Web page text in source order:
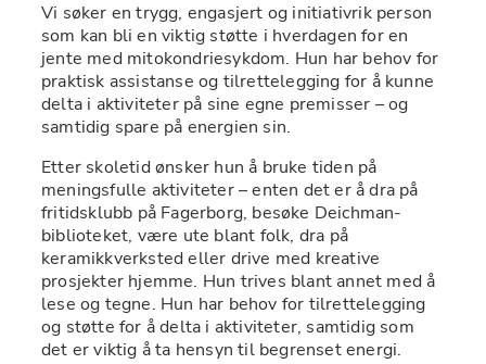
Vi søker en trygg, engasjert og initiativrik person
som kan bli en viktig støtte i hverdagen for en
jente med mitokondriesykdom. Hun har behov for
praktisk assistanse og tilrettelegging for å kunne
delta i aktiviteter på sine egne premisser – og
samtidig spare på energien sin.
Etter skoletid ønsker hun å bruke tiden på
meningsfulle aktiviteter – enten det er å dra på
fritidsklubb på Fagerborg, besøke Deichman-
biblioteket, være ute blant folk, dra på
keramikkverksted eller drive med kreative
prosjekter hjemme. Hun trives blant annet med å
lese og tegne. Hun har behov for tilrettelegging
og støtte for å delta i aktiviteter, samtidig som
det er viktig å ta hensyn til begrenset energi.